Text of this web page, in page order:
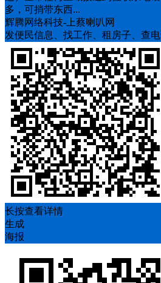
多，可捎带东西...
辉腾网络科技-上蔡喇叭网
发便民信息、找工作、租房子、查
长按查看详情
生成
海报